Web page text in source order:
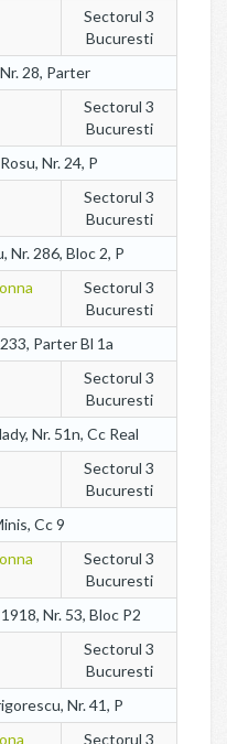
Sectorul 3
Bucuresti
28, Parter
Sectorul 3
Bucuresti
Nr. 24, P
Sectorul 3
Bucuresti
Nr. 286, Bloc 2, P
Sectorul 3
Bucuresti
Parter Bl 1a
Sectorul 3
Bucuresti
Nr. 51n, Cc Real
Sectorul 3
Bucuresti
Cc 9
Sectorul 3
Bucuresti
Nr. 53, Bloc P2
Sectorul 3
Bucuresti
Nr. 41, P
Sectorul 3